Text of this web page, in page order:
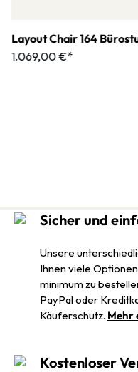
Layout Chair 164
1.069,00 €*
Sicher und
Unsere
Ihnen viele
minimum zu
PayPal oder
Käuferschutz. Mehr
Kostenloser